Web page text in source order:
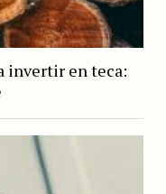
invertir en teca: